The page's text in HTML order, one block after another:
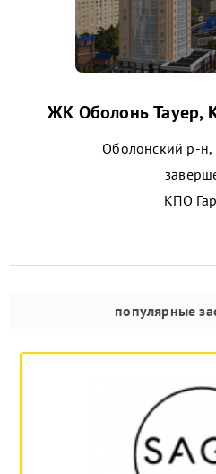
ЖК Оболонь Тауер,
Оболонский р-н,
КПО
популярные